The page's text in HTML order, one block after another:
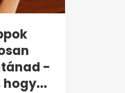
-
hogy...